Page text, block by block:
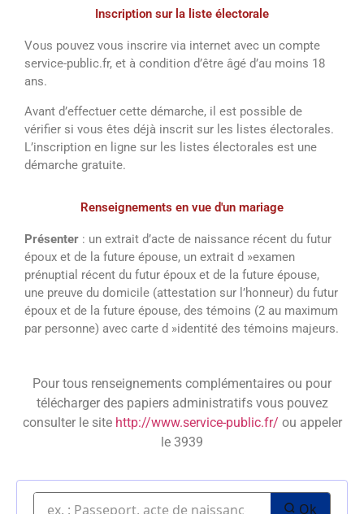
Inscription sur la liste électorale
Vous pouvez vous inscrire via internet avec un compte
service-public.fr, et à condition d’être âgé d’au moins 18
ans.
Avant d’effectuer cette démarche, il est possible de
vérifier si vous êtes déjà inscrit sur les listes électorales.
L’inscription en ligne sur les listes électorales est une
démarche gratuite.
Renseignements en vue d'un mariage
Présenter : un extrait d’acte de naissance récent du futur
époux et de la future épouse, un extrait d »examen
prénuptial récent du futur époux et de la future épouse,
une preuve du domicile (attestation sur l’honneur) du futur
époux et de la future épouse, des témoins (2 au maximum
par personne) avec carte d »identité des témoins majeurs.
Pour tous renseignements complémentaires ou pour
télécharger des papiers administratifs vous pouvez
consulter le site http://www.service-public.fr/ ou appeler
le 3939
Ok